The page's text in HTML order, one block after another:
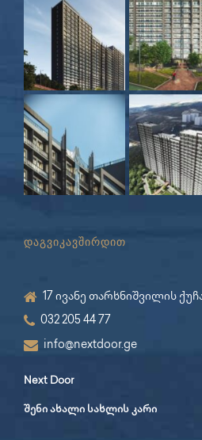
დაგვიკავშირდით
17 ივანე თარხნიშვილის
032 205 44 77
info@nextdoor.ge
Next Door
შენი ახალი სახლის კარი